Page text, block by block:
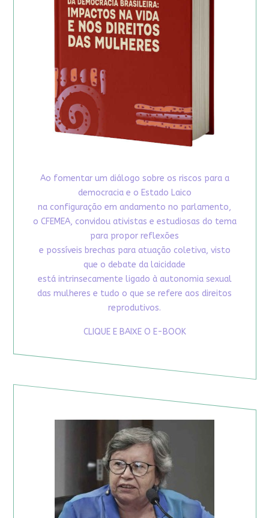
Ao fomentar um diálogo sobre os riscos para a
democracia e o Estado Laico
na configuração em andamento no parlamento,
o CFEMEA, convidou ativistas e estudiosas do tema
para propor reflexões
e possíveis brechas para atuação coletiva, visto
que o debate da laicidade
está intrinsecamente ligado à autonomia sexual
das mulheres e tudo o que se refere aos direitos
reprodutivos.
CLIQUE E BAIXE O E-BOOK